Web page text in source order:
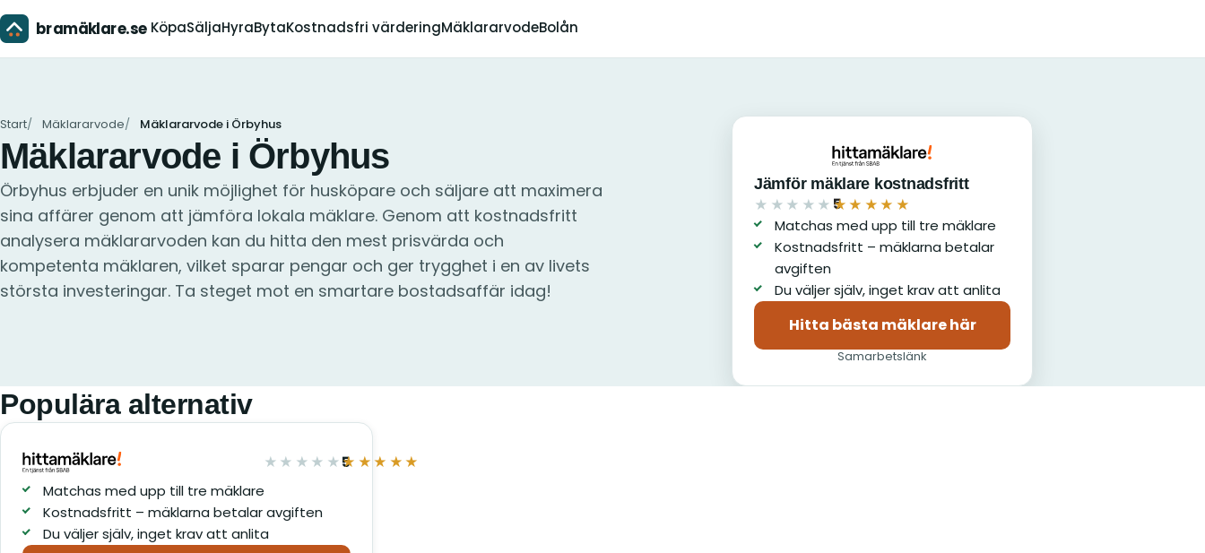
bramäklare.se KöpaSäljaHyraBytaKostnadsfri värderingMäklararvodeBolån
Start Mäklararvode Mäklararvode i Örbyhus
Mäklararvode i Örbyhus
Örbyhus erbjuder en unik möjlighet för husköpare och säljare att maximera
sina affärer genom att jämföra lokala mäklare. Genom att kostnadsfritt
analysera mäklararvoden kan du hitta den mest prisvärda och
kompetenta mäklaren, vilket sparar pengar och ger trygghet i en av livets
största investeringar. Ta steget mot en smartare bostadsaffär idag!
Jämför mäklare kostnadsfritt
★★★★★ ★★★★★
5
av 5
Matchas med upp till tre mäklare
Kostnadsfritt – mäklarna betalar
avgiften
Du väljer själv, inget krav att anlita
Hitta bästa mäklare här
(öppnas i nytt fönster)
Samarbetslänk
Populära alternativ
★★★★★★★★★★
5
av 5
Matchas med upp till tre mäklare
Kostnadsfritt – mäklarna betalar avgiften
Du väljer själv, inget krav att anlita